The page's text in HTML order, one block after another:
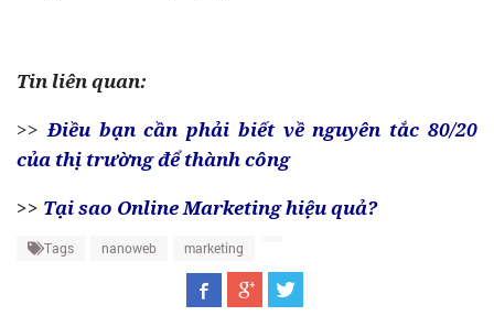
Tin liên quan:
>> Điều bạn cần phải biết về nguyên tắc 80/20
của thị trường để thành công
>> Tại sao Online Marketing hiệu quả?
Tags nanoweb marketing